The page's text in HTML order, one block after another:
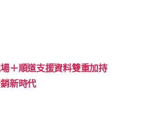
＋順道支援資料雙重加持
新時代